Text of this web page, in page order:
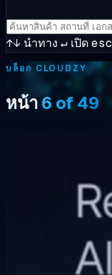
↑↓ นำทาง ↵ เปิดesc
บล็อก CLOUDZY
หน้า6 of 49